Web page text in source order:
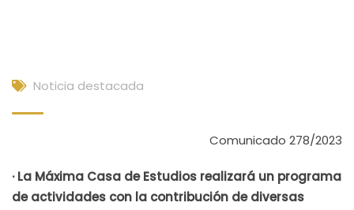
Noticia destacada
Comunicado 278/2023
· La Máxima Casa de Estudios realizará un programa
de actividades con la contribución de diversas